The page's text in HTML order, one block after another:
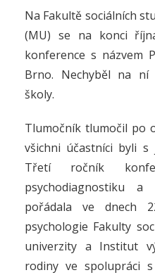
Na Fakultě sociálních
(MU) se na konci
konference s názvem
Brno. Nechyběl na ní
školy.
Tlumočník tlumočil po
všichni účastníci byli s
Třetí ročník
psychodiagnostiku a
pořádala ve dnech
psychologie Fakulty
univerzity a Institut
rodiny ve spolupráci